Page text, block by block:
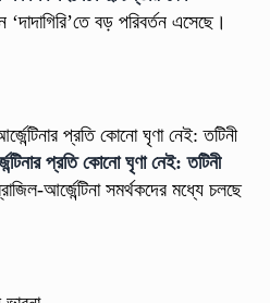
বড় পরিবর্তন এসেছে।
প্রতি কোনো ঘৃণা নেই: তটিনী
আর্জেন্টিনা সমর্থকদের মধ্যে চলছে